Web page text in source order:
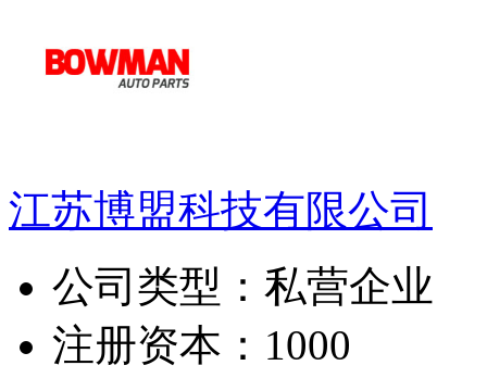
江苏博盟科技有限公司
公司类型： 私营企业
注册资本： 1000